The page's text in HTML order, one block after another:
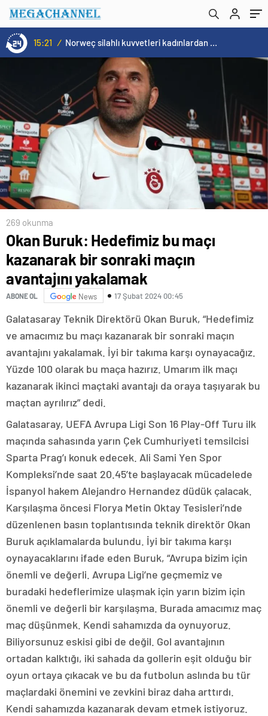
15:21 / Norweç silahlı kuvvetleri kadınlardan oluşan özel kuvvetler eğitimlerini başlattı.
269 okunma
Okan Buruk: Hedefimiz bu maçı
kazanarak bir sonraki maçın
avantajını yakalamak
ABONE OL News 17 Şubat 2024 00:45
Galatasaray Teknik Direktörü Okan Buruk, “Hedefimiz
ve amacımız bu maçı kazanarak bir sonraki maçın
avantajını yakalamak. İyi bir takıma karşı oynayacağız.
Yüzde 100 olarak bu maça hazırız. Umarım ilk maçı
kazanarak ikinci maçtaki avantajı da oraya taşıyarak bu
maçtan ayrılırız” dedi.
Galatasaray, UEFA Avrupa Ligi Son 16 Play-Off Turu ilk
maçında sahasında yarın Çek Cumhuriyeti temsilcisi
Sparta Prag’ı konuk edecek. Ali Sami Yen Spor
Kompleksi’nde saat 20.45’te başlayacak mücadelede
İspanyol hakem Alejandro Hernandez düdük çalacak.
Karşılaşma öncesi Florya Metin Oktay Tesisleri’nde
düzenlenen basın toplantısında teknik direktör Okan
Buruk açıklamalarda bulundu. İyi bir takıma karşı
oynayacaklarını ifade eden Buruk, “Avrupa bizim için
önemli ve değerli. Avrupa Ligi’ne geçmemiz ve
buradaki hedeflerimize ulaşmak için yarın bizim için
önemli ve değerli bir karşılaşma. Burada amacımız maç
maç düşünmek. Kendi sahamızda da oynuyoruz.
Biliyorsunuz eskisi gibi de değil. Gol avantajının
ortadan kalktığı, iki sahada da gollerin eşit olduğu bir
oyun ortaya çıkacak ve bu da futbolun aslında bu tür
maçlardaki önemini ve zevkini biraz daha arttırdı.
Kendi sahamızda kazanarak devam etmek istiyoruz.
maç için avantaj yakalamak